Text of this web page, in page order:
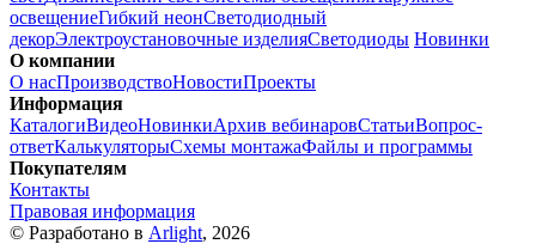
освещениеГибкий неонСветодиодный
декорЭлектроустановочные изделияСветодиоды Новинки
О компании
О насПроизводствоНовостиПроекты
Информация
КаталогиВидеоНовинкиАрхив вебинаровСтатьиВопрос-
ответКалькуляторыСхемы монтажаФайлы и программы
Покупателям
Контакты
Правовая информация
© Разработано в Arlight, 2026